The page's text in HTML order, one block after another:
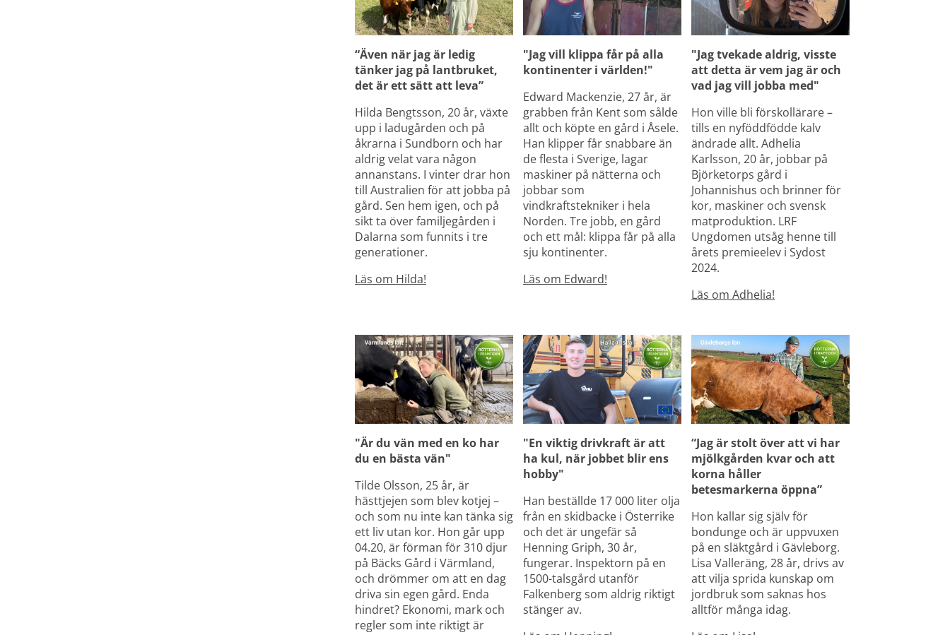
“Även när jag är ledig
tänker jag på lantbruket,
det är ett sätt att leva”
Hilda Bengtsson, 20 år, växte
upp i ladugården och på
åkrarna i Sundborn och har
aldrig velat vara någon
annanstans. I vinter drar hon
till Australien för att jobba på
gård. Sen hem igen, och på
sikt ta över familjegården i
Dalarna som funnits i tre
generationer.
Läs om Hilda!
"Jag vill klippa får på alla
kontinenter i världen!"
Edward Mackenzie, 27 år, är
grabben från Kent som sålde
allt och köpte en gård i Åsele.
Han klipper får snabbare än
de flesta i Sverige, lagar
maskiner på nätterna och
jobbar som
vindkraftstekniker i hela
Norden. Tre jobb, en gård
och ett mål: klippa får på alla
sju kontinenter.
Läs om Edward!
"Jag tvekade aldrig, visste
att detta är vem jag är och
vad jag vill jobba med"
Hon ville bli förskollärare –
tills en nyföddfödde kalv
ändrade allt. Adhelia
Karlsson, 20 år, jobbar på
Björketorps gård i
Johannishus och brinner för
kor, maskiner och svensk
matproduktion. LRF
Ungdomen utsåg henne till
årets premieelev i Sydost
2024.
Läs om Adhelia!
"Är du vän med en ko har
du en bästa vän"
Tilde Olsson, 25 år, är
hästtjejen som blev kotjej –
och som nu inte kan tänka sig
ett liv utan kor. Hon går upp
04.20, är förman för 310 djur
på Bäcks Gård i Värmland,
och drömmer om att en dag
driva sin egen gård. Enda
hindret? Ekonomi, mark och
regler som inte riktigt är
"En viktig drivkraft är att
ha kul, när jobbet blir ens
hobby"
Han beställde 17 000 liter olja
från en skidbacke i Österrike
och det är ungefär så
Henning Griph, 30 år,
fungerar. Inspektorn på en
1500-talsgård utanför
Falkenberg som aldrig riktigt
stänger av.
“Jag är stolt över att vi har
mjölkgården kvar och att
korna håller
betesmarkerna öppna”
Hon kallar sig själv för
bondunge och är uppvuxen
på en släktgård i Gävleborg.
Lisa Valleräng, 28 år, drivs av
att vilja sprida kunskap om
jordbruk som saknas hos
alltför många idag.